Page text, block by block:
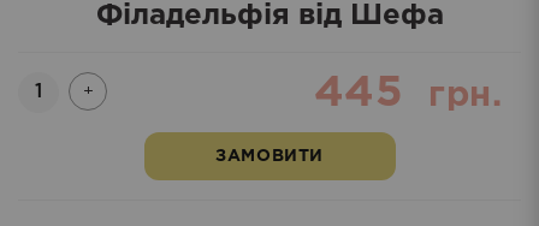
Філадельфія від Шефа
Кількість
+ 445 грн.
ЗАМОВИТИ